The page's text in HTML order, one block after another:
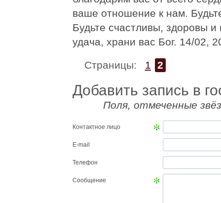
ваше отношение к нам.
Будьте счастливы, здоровы и
удача, храни вас Бог. 14/02,
Страницы: 1 2
Добавить запись в
Поля, отмеченные
Контактное лицо
E-mail
Телефон
Сообщение